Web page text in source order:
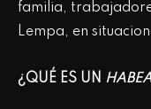
familia,
Lempa, en
¿QUÉ ES UN